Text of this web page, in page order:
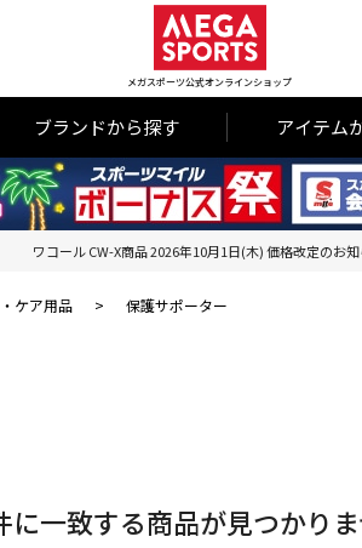
メガスポーツ公式オンラインショップ
ブランドから探す アイテム
ワコール CW-X商品 2026年10月1日(木) 価格改定のお
ケア用品 > 保護サポーター
に一致する商品が見つかりま